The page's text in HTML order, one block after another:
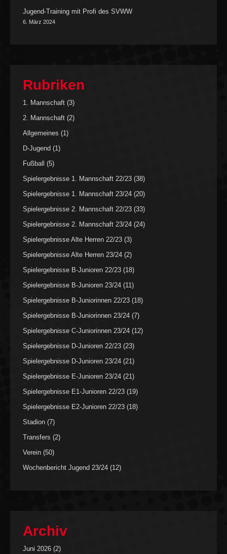
Jugend-Training mit Profi des SVWW
6. März 2024
Rubriken
1. Mannschaft (3)
2. Mannschaft (2)
Allgemeines (1)
D-Jugend (1)
Fußball (5)
Spielergebnisse 1. Mannschaft 22/23 (38)
Spielergebnisse 1. Mannschaft 23/24 (20)
Spielergebnisse 2. Mannschaft 22/23 (33)
Spielergebnisse 2. Mannschaft 23/24 (24)
Spielergebnisse Alte Herren 22/23 (3)
Spielergebnisse Alte Herren 23/24 (2)
Spielergebnisse B-Junioren 22/23 (18)
Spielergebnisse B-Junioren 23/24 (11)
Spielergebnisse B-Juniorinnen 22/23 (18)
Spielergebnisse B-Juniorinnen 23/24 (7)
Spielergebnisse C-Juniorinnen 23/24 (12)
Spielergebnisse D-Junioren 22/23 (23)
Spielergebnisse D-Junioren 23/24 (21)
Spielergebnisse E-Junioren 23/24 (21)
Spielergebnisse E1-Junioren 22/23 (19)
Spielergebnisse E2-Junioren 22/23 (18)
Stadion (7)
Transfers (2)
Verein (50)
Wochenbericht Jugend 23/24 (12)
Archiv
Juni 2026 (2)